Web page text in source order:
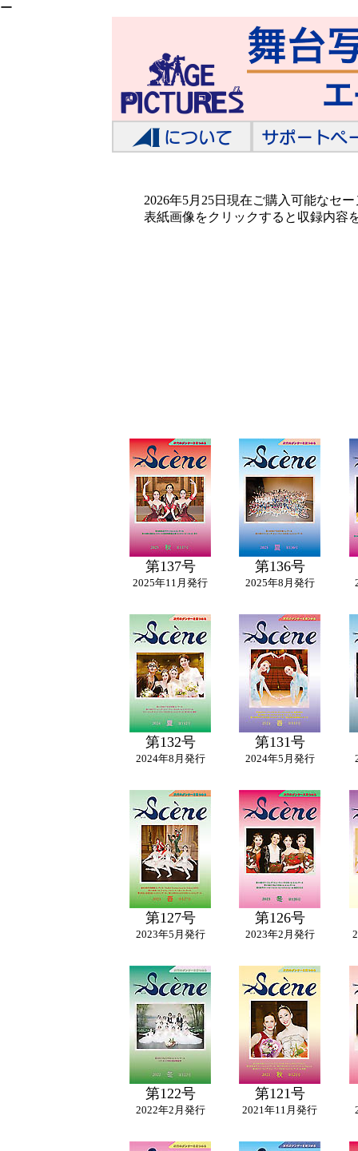
ー
2026年5月25日現在ご購入可能なセ
表紙画像をクリックすると収録内容
第137号
2025年11月発行
第136号
2025年8月発行
第132号
2024年8月発行
第131号
2024年5月発行
第127号
2023年5月発行
第126号
2023年2月発行
第122号
2022年2月発行
第121号
2021年11月発行